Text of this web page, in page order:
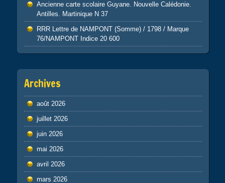
Ancienne carte scolaire Guyane. Nouvelle Calédonie.
Antilles. Martinique N 37
RRR Lettre de NAMPONT (Somme) / 1798 / Marque
76/NAMPONT Indice 20 600
Archives
août 2026
juillet 2026
juin 2026
mai 2026
avril 2026
mars 2026